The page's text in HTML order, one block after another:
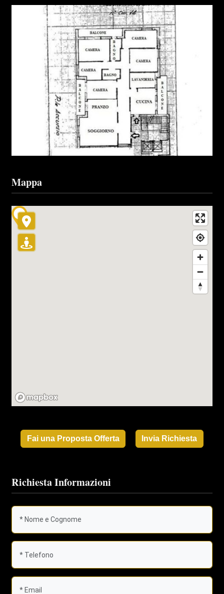
Mappa
Fai una Proposta Offerta Invia Richiesta
Richiesta Informazioni